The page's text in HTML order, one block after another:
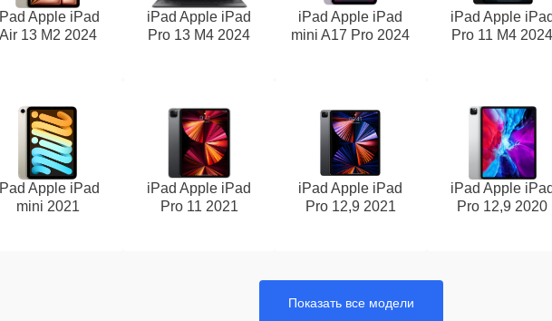
Apple iPad
Air 13 M2 2024
iPad Apple iPad
Pro 13 M4 2024
iPad Apple iPad
mini A17 Pro 2024
iPad Apple iPad
Pro 11 M4 2024
Apple iPad
mini 2021
iPad Apple iPad
Pro 11 2021
iPad Apple iPad
Pro 12,9 2021
iPad Apple iPad
Pro 12,9 2020
Показать все модели